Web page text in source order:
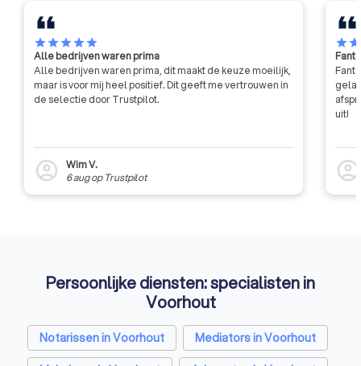
starstarstarstarstar
Alle bedrijven waren prima
Alle bedrijven waren prima, dit maakt de keuze moeilijk,
maar is voor mij heel positief. Dit geeft me vertrouwen in
de selectie door Trustpilot.
account_circle
Wim V.
6 augop Trustpilot
starstar
uit!
account_circle
Persoonlijke diensten: specialisten in
Voorhout
Notarissen in Voorhout
Mediators in Voorhout